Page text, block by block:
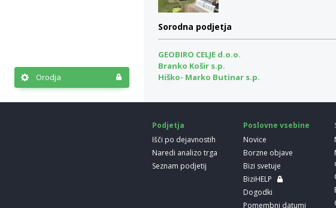
Orodja
Sorodna podjetja
GEOBIRO CELJE d.o.o.
Branko Košir s.p.
Hiško- Marko Butinar s.p.
Podjetja
Išči po dejavnostih
Naredi analizo trga
Seznam podjetij
Poslovne vsebine
Novice
Borzne objave
Bizi svetuje
BiziHELP
Dogodki
Pomembni datumi